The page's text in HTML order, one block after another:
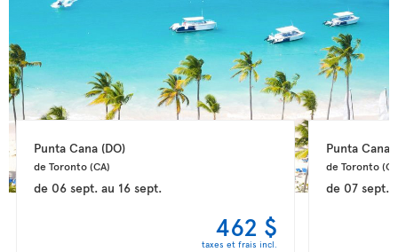
Punta Cana (DO)
de Toronto (CA)
de 06 sept.au 16 sept.
462 $
taxes et frais incl.
Punta Cana
de Toronto
de 07 sept.